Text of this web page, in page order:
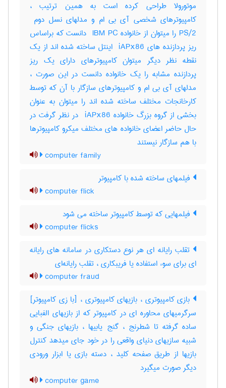
موتورولا طراحی کرده است به همین ترتیب ،
PS/2 را میتوان از خانواده ‎ IBM PC دانست که براساس
ریز پردازنده های ‎ iAPx86 اینتل ساخته شده اند از یک
نقطه نظر دیگر میتوان کامپیوترهای دارای یک ریز
پردازنده مشابه را یک خانواده دانست در این صورت ،
مدلهای آی بی ام و کامپیوترهای سازگار با آن که توسط
کارخانجات مختلف ساخته شده اند را میتوان به عنوان
بخشی از گروه بزرگ خانواده ‎ iAPx86 در نظر گرفت در
حال حاضر اعضای خانواده های مختلف میکرو کامپیوترها
با هم سازگار نیستند
computer family
فیلمهای ساخته شده با کامپیوتر
computer flick
فیلمهایی که توسط کامپیوتر ساخته می شود
computer flicks
تقلب رایانه ای هر نوع دستکاری در سامانه های رایانه
ای برای سوء استفاده یا فریبکاری ، تقلب رایانه‌ای
computer fraud
بازی کامپیوتری ، بازیهای کامپیوتری ، [با زی کامپیوتر]
سرگرمیهای محاوره ای در کامپیوتر که از بازیهای الفبایی
ساده گرفته تا شطرنج ، گنج یابیها ، بازیهای جنگی و
شبیه سازیهای دنیای واقعی را در خود جای میدهد کنترل
بازیها از طریق صفحه کلید ، دسته بازی یا ابزار ورودی
دیگر صورت میگیرد
computer game